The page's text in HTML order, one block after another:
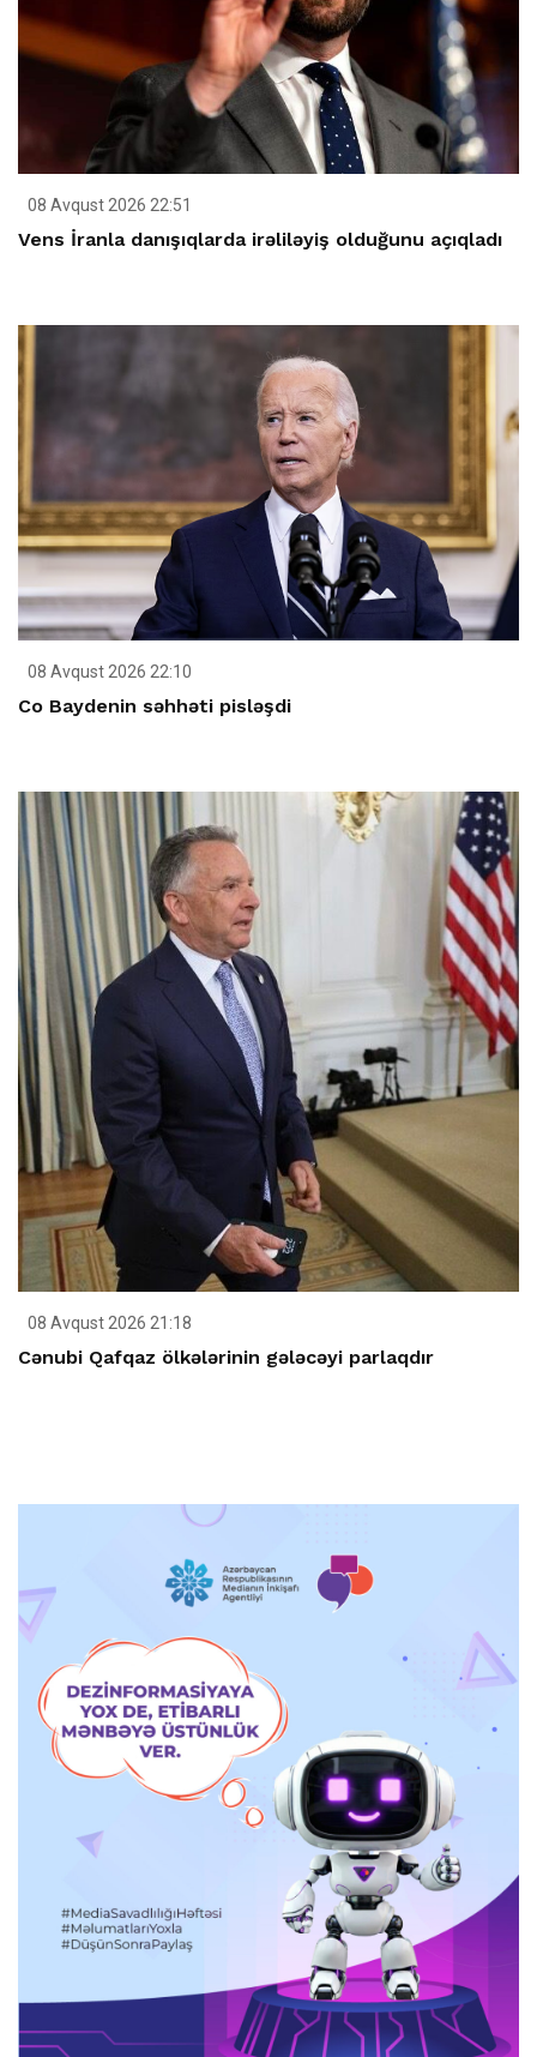
08 Avqust 2026 22:51
Vens İranla danışıqlarda irəliləyiş olduğunu açıqladı
08 Avqust 2026 22:10
Co Baydenin səhhəti pisləşdi
08 Avqust 2026 21:18
Cənubi Qafqaz ölkələrinin gələcəyi parlaqdır